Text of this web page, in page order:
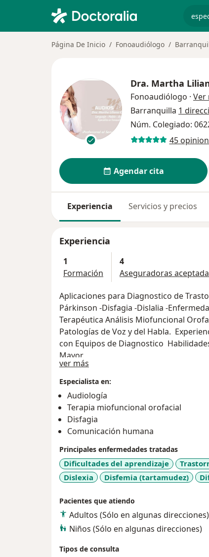
Página De Inicio Fonoaudiólogo
Dra. Martha
Fonoaudiólogo · Ver
Barranquilla 1
Núm. Colegiado:
45
Agendar cita
Experiencia Servicios y precios
Experiencia
1
Formación
4
Aseguradoras
Aplicaciones para Diagnostico de
Párkinson -Disfagia -Dislalia -
Terapéutica Análisis Miofuncional
Patologías de Voz y del Habla.
con Equipos de Diagnostico
Mayor.
ver más
Especialista en:
Audiología
Terapia miofuncional orofacial
Disfagia
Comunicación humana
Principales enfermedades tratadas
Dificultades del aprendizaje
Dislexia
Disfemia (tartamudez)
Pacientes que atiendo
Adultos (Sólo en algunas direcciones)
Niños (Sólo en algunas direcciones)
Tipos de consulta